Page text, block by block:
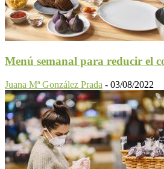
Menú semanal para reducir el
Juana Mª González Prada - 03/08/2022